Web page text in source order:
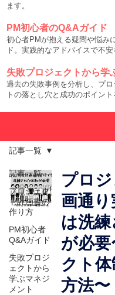
ます。
PM初心者のQ&Aガイド
初心者PMが抱える疑問や悩み
ド。実践的なアドバイスで不安
失敗プロジェクトから学
過去の失敗事例を分析し、プ
トの落とし穴と成功のポイント
記事一覧
プロジェク
ト計画書の
作り方
PM初心者
Q&Aガイド
失敗プロジ
ェクトから
学ぶマネジ
メント
記事一覧
プロジ
画通り
は洗練
が必要
クト体
方法〜